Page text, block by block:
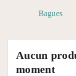
Bagues
Aucun
moment